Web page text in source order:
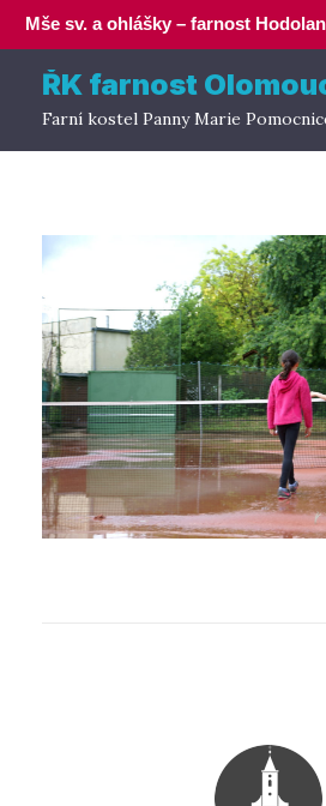
Mše sv. a ohlášky – farnost